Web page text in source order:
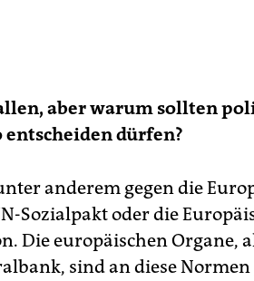
aber warum sollten
dürfen?
anderem gegen die
Sozialpakt oder die
Die europäischen Organe,
sind an diese Normen